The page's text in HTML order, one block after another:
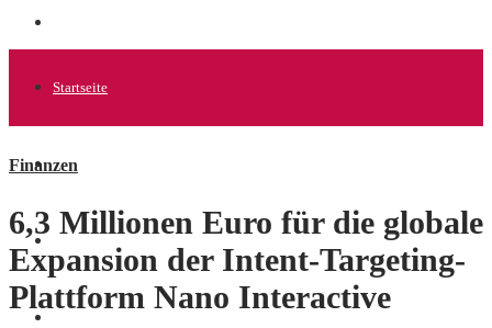
Startseite
Allgemein
Finanzen
6,3 Millionen Euro für die globale
Expansion der Intent-Targeting-
Plattform Nano Interactive